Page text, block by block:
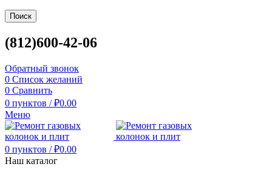
Поиск
(812)600-42-06
Обратный звонок
0 Список желаний
0 Сравнить
0 пунктов / ₽0.00
Меню
0 пунктов / ₽0.00
Наш каталог